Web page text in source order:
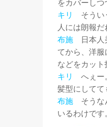
をカバーし
キリ
そうい
人には朗報だ
布施 日本人
てから、洋
などをカッ
キリ
へぇー
髪型にしてて
布施 そうな
いるわけで